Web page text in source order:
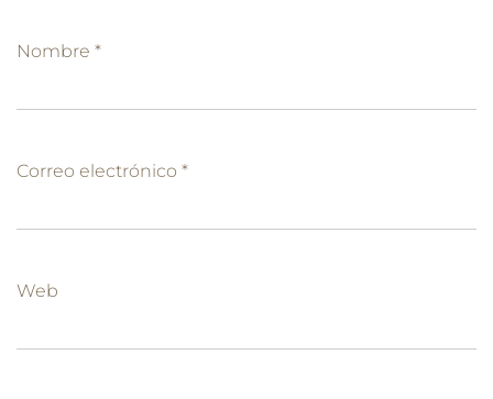
Nombre *
Correo electrónico *
Web